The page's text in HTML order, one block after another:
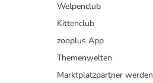
Welpenclub
Kittenclub
zooplus App
Themenwelten
Marktplatzpartner werden